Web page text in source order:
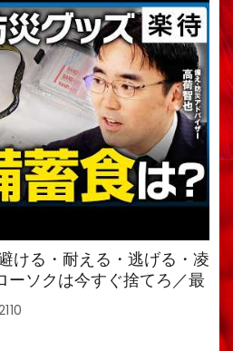
ける・耐える・逃げる・凌
ーソクは今すぐ捨てろ／最
トイレ備蓄がなければ食料